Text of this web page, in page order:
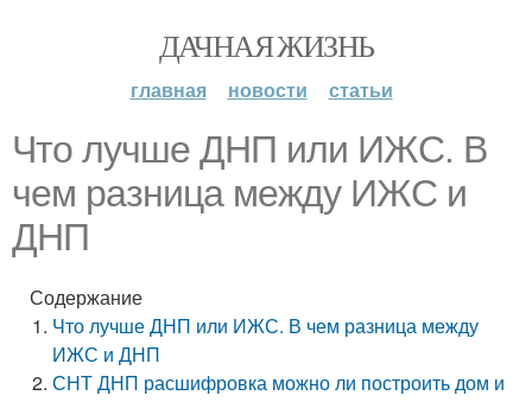
ДАЧНАЯ ЖИЗНЬ
главная новости статьи
Что лучше ДНП или ИЖС. В
чем разница между ИЖС и
ДНП
Содержание
Что лучше ДНП или ИЖС. В чем разница между
ИЖС и ДНП
СНТ ДНП расшифровка можно ли построить дом и